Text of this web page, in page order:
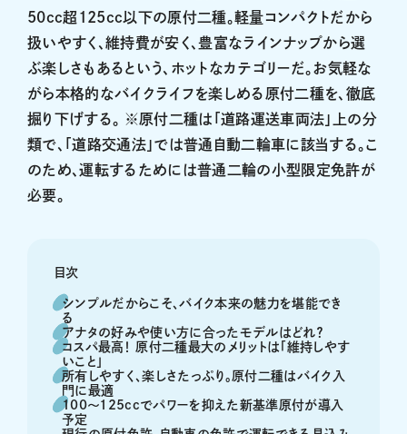
50cc超125cc以下の原付二種。軽量コンパクトだから
扱いやすく、維持費が安く、豊富なラインナップから選
ぶ楽しさもあるという、ホットなカテゴリーだ。お気軽な
がら本格的なバイクライフを楽しめる原付二種を、徹底
掘り下げする。 ※原付二種は「道路運送車両法」上の分
類で、「道路交通法」では普通自動二輪車に該当する。こ
のため、運転するためには普通二輪の小型限定免許が
必要。
目次
シンプルだからこそ、バイク本来の魅力を堪能でき
る
アナタの好みや使い方に合ったモデルはどれ？
コスパ最高！ 原付二種最大のメリットは「維持しやす
いこと」
所有しやすく、楽しさたっぷり。原付二種はバイク入
門に最適
100〜125ccでパワーを抑えた新基準原付が導入
予定